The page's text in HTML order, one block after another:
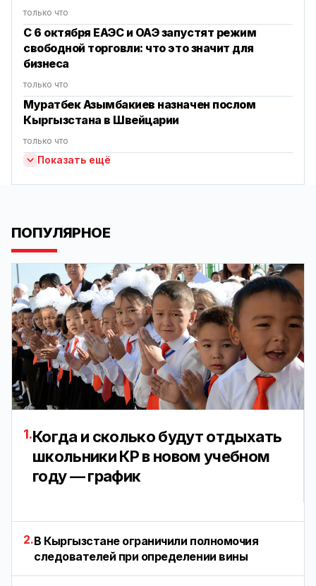
только что
С 6 октября ЕАЭС и ОАЭ запустят режим
свободной торговли: что это значит для
бизнеса
только что
Муратбек Азымбакиев назначен послом
Кыргызстана в Швейцарии
только что
Показать ещё
ПОПУЛЯРНОЕ
1.Когда и сколько будут отдыхать
школьники КР в новом учебном
году — график
2.В Кыргызстане ограничили полномочия
следователей при определении вины